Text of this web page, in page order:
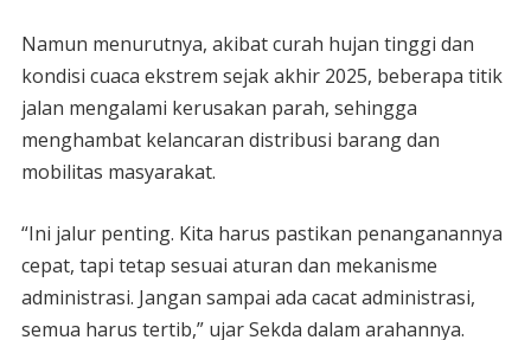
Namun menurutnya, akibat curah hujan tinggi dan
kondisi cuaca ekstrem sejak akhir 2025, beberapa titik
jalan mengalami kerusakan parah, sehingga
menghambat kelancaran distribusi barang dan
mobilitas masyarakat.
“Ini jalur penting. Kita harus pastikan penanganannya
cepat, tapi tetap sesuai aturan dan mekanisme
administrasi. Jangan sampai ada cacat administrasi,
semua harus tertib,” ujar Sekda dalam arahannya.